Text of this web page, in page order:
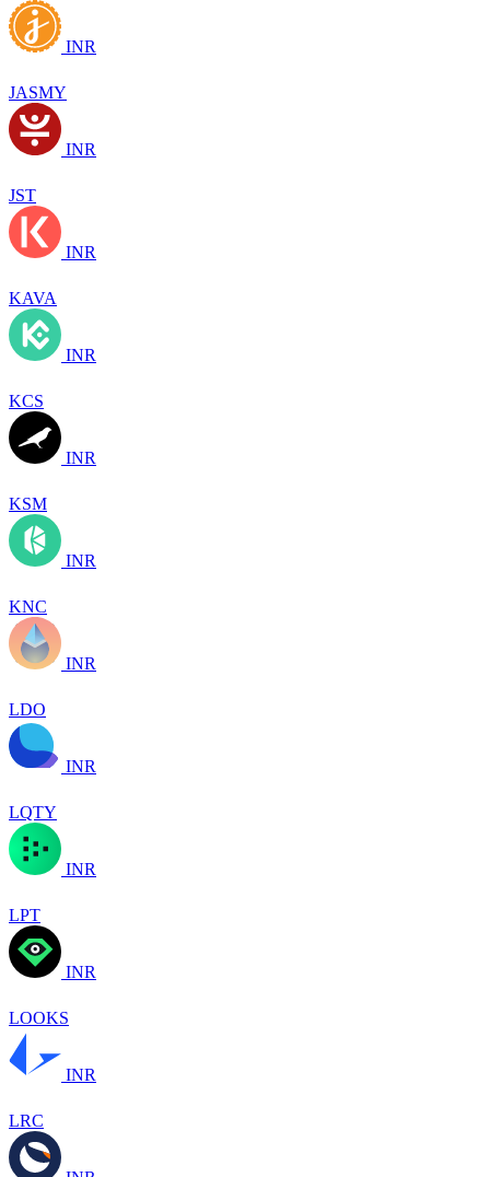
INR
JASMY
INR
JST
INR
KAVA
INR
KCS
INR
KSM
INR
KNC
INR
LDO
INR
LQTY
INR
LPT
INR
LOOKS
INR
LRC